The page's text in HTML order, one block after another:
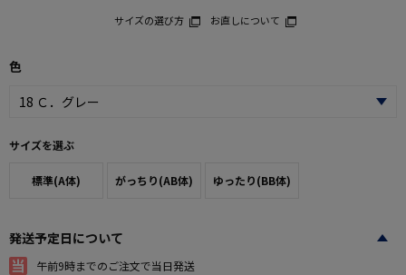
サイズの選び方 お直しについて
色
サイズを選ぶ
標準(A体) がっちり(AB体) ゆったり(BB体)
発送予定日について
午前9時までのご注文で当日発送